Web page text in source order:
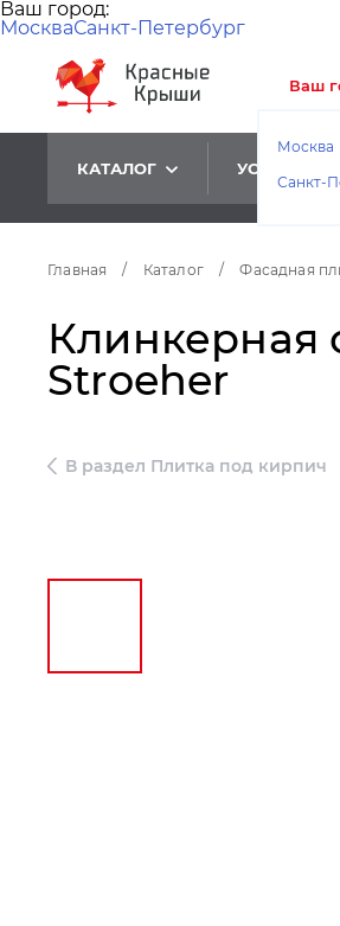
Ваш город:
МоскваСанкт-Петербург
Ваш
Москва
Санкт-
КАТАЛОГ УСЛУГИ
Главная / Каталог / Фасадная
Клинкерная
Stroeher
В раздел Плитка под кирпич